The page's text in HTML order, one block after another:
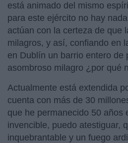
está animado del mismo
para este ejército no hay
actúan con la certeza de que
milagros, y así, confiando en
en Dublín un barrio entero de
asombroso milagro ¿por qué
Actualmente está extendida
cuenta con más de 30
que he permanecido 50 años
invencible, puedo atestiguar,
inquebrantable y un fuego